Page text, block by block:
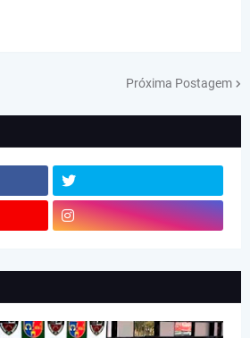
Próxima Postagem